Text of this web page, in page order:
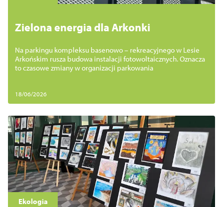
Zielona energia dla Arkonki
Na parkingu kompleksu basenowo – rekreacyjnego w Lesie
Arkońskim rusza budowa instalacji fotowoltaicznych. Oznacza
to czasowe zmiany w organizacji parkowania
18/06/2026
Ekologia